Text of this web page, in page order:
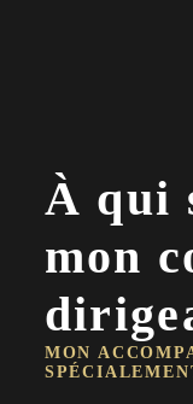
À qui
mon
MON